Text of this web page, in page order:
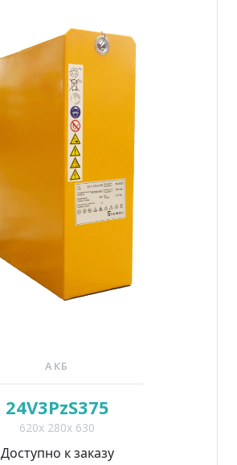
АКБ
24V3PzS375
620x 280x 630
Доступно к заказу